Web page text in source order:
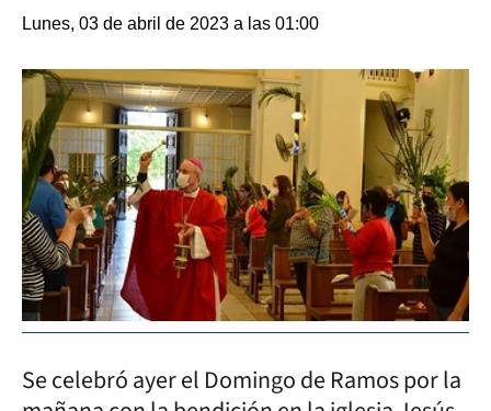
Lunes, 03 de abril de 2023 a las 01:00
Se celebró ayer el Domingo de Ramos por la